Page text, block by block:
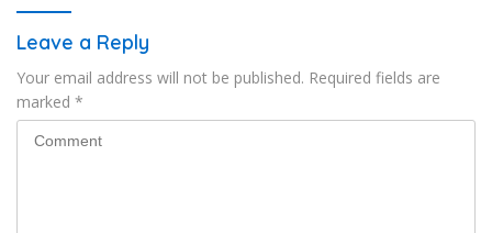
Leave a Reply
Your email address will not be published. Required fields are
marked *